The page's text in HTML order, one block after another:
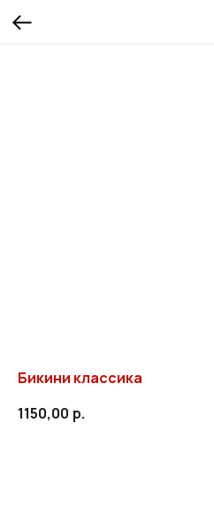
Бикини классика
1150,00 р.